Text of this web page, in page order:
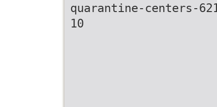
quarantine-centers-
10